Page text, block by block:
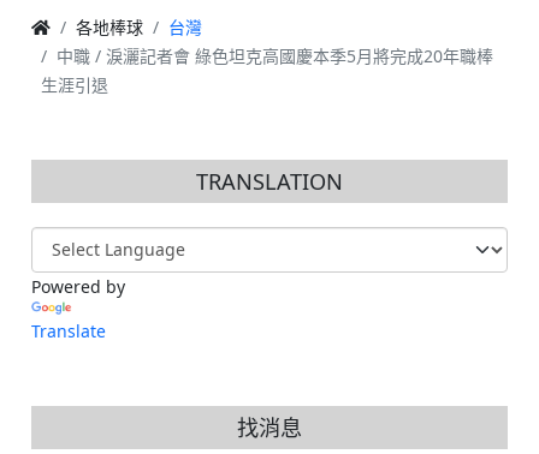
各地棒球
台灣
中職 / 淚灑記者會 綠色坦克高國慶本季5月將完成20年職棒
生涯引退
TRANSLATION
Powered by
Translate
找消息